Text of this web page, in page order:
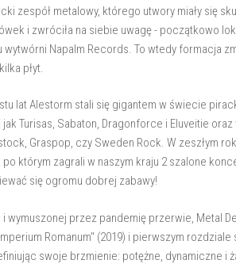
zespół metalowy, którego utwory miały się
i zwróciła na siebie uwagę - początkowo
Napalm Records. To wtedy formacja
płyt.
lat Alestorm stali się gigantem w świecie
Turisas, Sabaton, Dragonforce i Eluveitie
Graspop, czy Sweden Rock. W zeszłym
którym zagrali w naszym kraju 2 szalone
się ogromu dobrej zabawy!
i wymuszonej przez pandemię przerwie, Metal
Romanum" (2019) i pierwszym rozdziale
swoje brzmienie: potężne, dynamiczne